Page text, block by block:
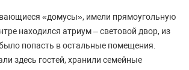
«домусы», имели прямоугольную
находился атриум – световой двор, из
попасть в остальные помещения.
здесь гостей, хранили семейные